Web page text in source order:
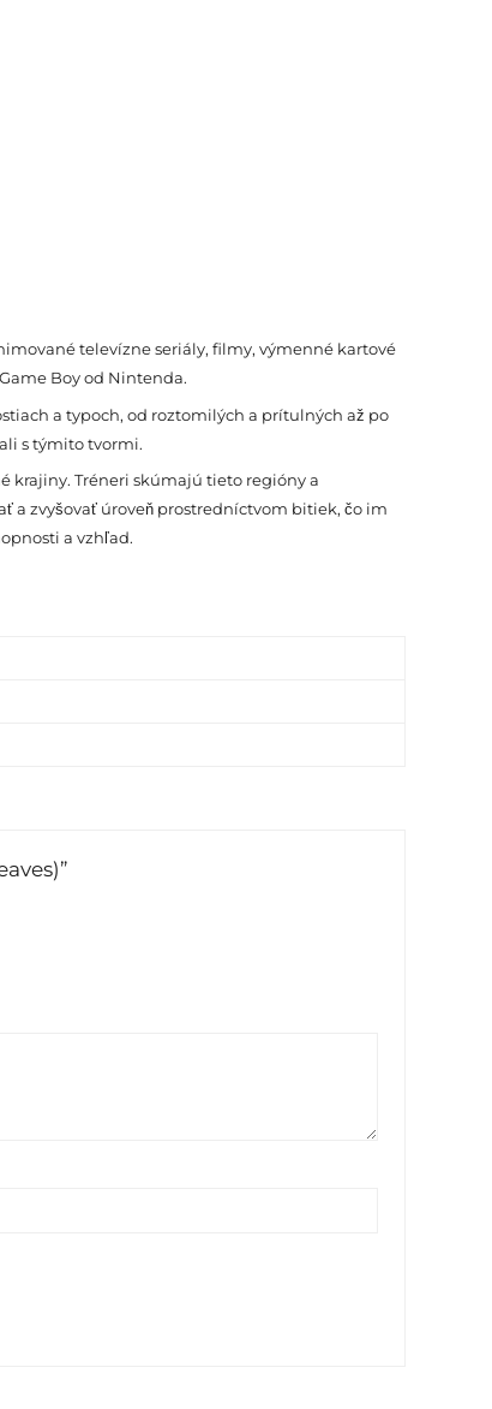
televízne seriály, filmy, výmenné kartové
Boy od Nintenda.
a typoch, od roztomilých a prítulných až po
s týmito tvormi.
krajiny. Tréneri skúmajú tieto regióny a
a zvyšovať úroveň prostredníctvom bitiek, čo im
a vzhľad.